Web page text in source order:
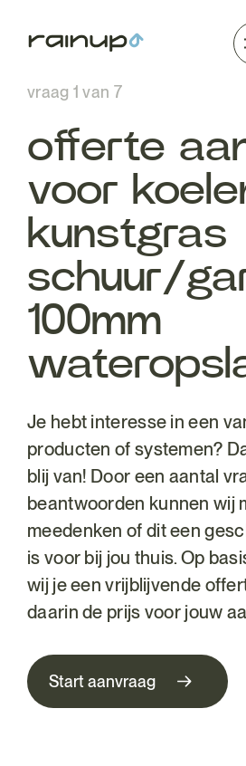
vraag 1 van 7
offerte
voor
kunstgras
schuur/
100mm
Je hebt interesse in een
producten of systemen?
blij van! Door een aantal
beantwoorden kunnen wij
meedenken of dit een
is voor bij jou thuis. Op
wij je een vrijblijvende
daarin de prijs voor jouw